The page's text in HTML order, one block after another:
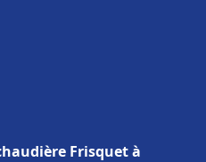
Frisquet à